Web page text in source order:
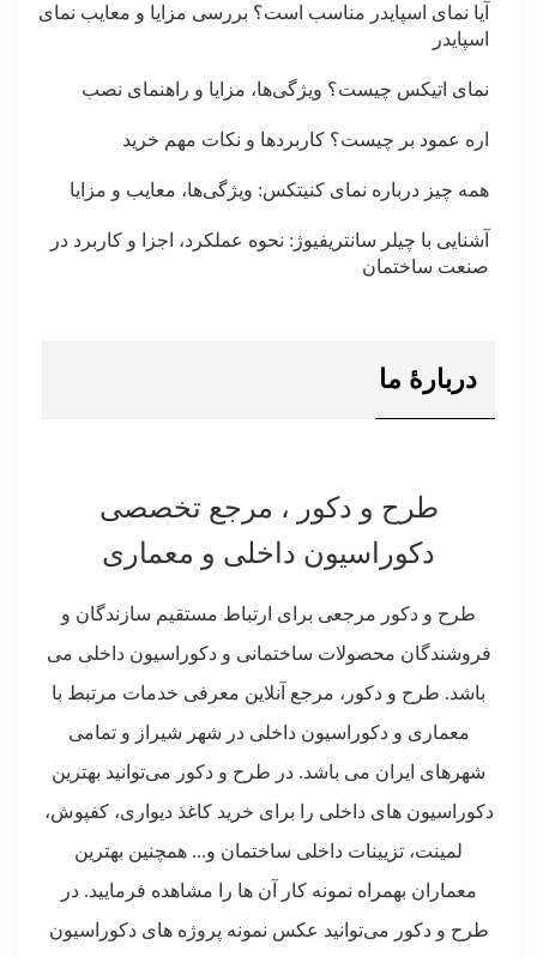
آیا نمای اسپایدر مناسب است؟ بررسی مزایا و معایب نمای
اسپایدر
نمای اتیکس چیست؟ ویژگی‌ها، مزایا و راهنمای نصب
اره عمود بر چیست؟ کاربردها و نکات مهم خرید
همه چیز درباره نمای کنیتکس: ویژگی‌ها، معایب و مزایا
آشنایی با چیلر سانتریفیوژ: نحوه عملکرد، اجزا و کاربرد در
صنعت ساختمان
دربارۀ ما
طرح و دکور ، مرجع تخصصی
دکوراسیون داخلی و معماری
طرح و دکور مرجعی برای ارتباط مستقیم سازندگان و
فروشندگان محصولات ساختمانی و دکوراسیون داخلی می
باشد. طرح و دکور، مرجع آنلاین معرفی خدمات مرتبط با
معماری و دکوراسیون داخلی در شهر شیراز و تمامی
شهرهای ایران می باشد. در طرح و دکور می‌توانید بهترین
دکوراسیون های داخلی را برای خرید کاغذ دیواری، کفپوش،
لمینت، تزیینات داخلی ساختمان و... همچنین بهترین
معماران بهمراه نمونه کار آن ها را مشاهده فرمایید. در
طرح و دکور می‌توانید عکس نمونه پروژه های دکوراسیون